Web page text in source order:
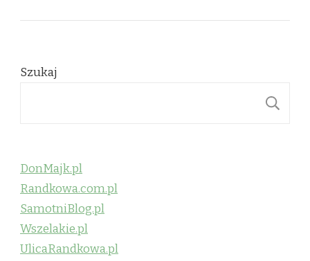
Szukaj
DonMajk.pl
Randkowa.com.pl
SamotniBlog.pl
Wszelakie.pl
UlicaRandkowa.pl